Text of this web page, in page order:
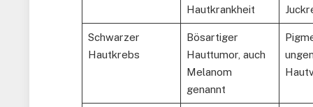
Hautkrankheit
Schwarzer
Hautkrebs
Bösartiger
Hauttumor, auch
Melanom
genannt